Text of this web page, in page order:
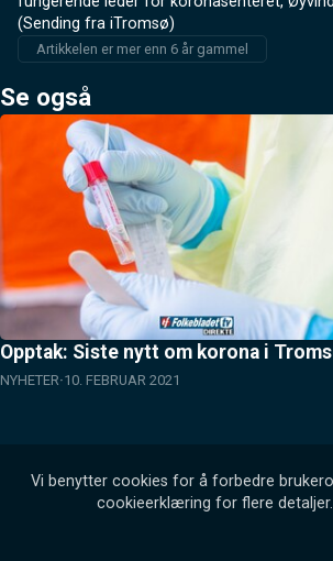
(Sending fra iTromsø)
Artikkelen er mer enn 6 år gammel
Se også
Opptak: Siste nytt om korona i
NYHETER 10. FEBRUAR 2021
Vi benytter cookies for å forbedre
cookieerklæring for flere detaljer.